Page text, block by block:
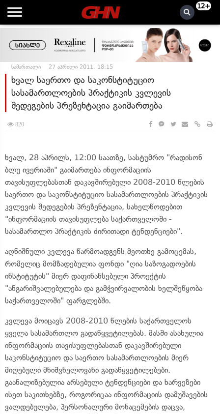
12+
სამართალი 27 აპრილი 2011, 18:15
ხვალ საერთო და საკონსტიტუციო
სასამართლოების პრაქტიკის კვლევის
შედეგების პრეზენტაცია გაიმართება
820
ხვალ, 28 აპრილს, 12:00 საათზე, სასტუმრო "რადისონ
ბლუ ივერიაში" გაიმართება ინფორმაციის
თავისუფლებასთან დაკავშირებული 2008-2010 წლების
საერთო და საკონსტიტუციო სასამართლოების პრაქტიკის
კვლევის შედეგების პრეზენტაცია, სახელწოდებით
"ინფორმაციის თავისუფლება საქართველოში -
სასამართლო პრაქტიკის ძირითადი ტენდენციები".
აღნიშნული კვლევა წარმოადგენს მეოთხე გამოცემას,
რომელიც მომზადებულია ფონდი "ღია საზოგადოების
ინსტიტუტის" მიერ დაფინანსებული პროექტის
"ანგარიშვალებულება და გამჭვირვალობის ხელშეწყობა
საქართველოში" ფარგლებში.
კვლევა მოიცავს 2008-2010 წლების საქართველოს
ყველა სასამართლო გადაწყვეტილებას. მასში ასახულია
ინფორმაციის თავისუფლებასთან დაკავშირებული
საკონსტიტუციო და საერთო სასამართლოების მიერ
მიღებული მნიშვნელოვანი გადაწყვეტილებები.
გაანალიზებულია არსებული ტენდენციები და ხარვეზები
ისეთ საკითხებზე, როგორიცაა ინფორმაციის დამუშავების
ვალდებულება, პერსონალური მონაცემების დაცვა,